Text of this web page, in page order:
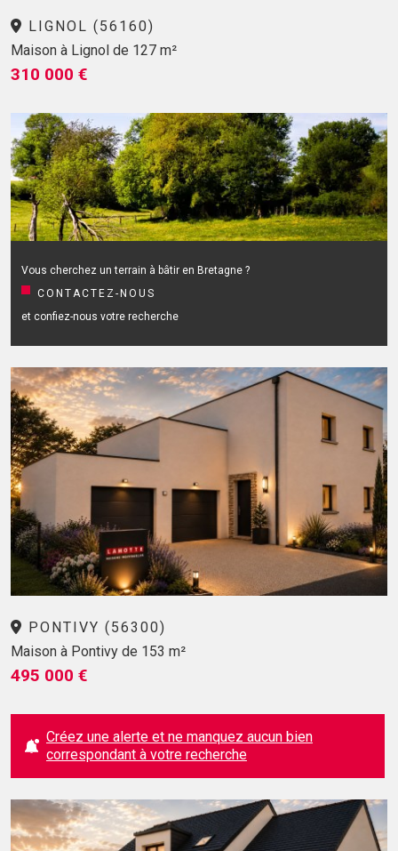
LIGNOL (56160)
Maison à Lignol de 127 m²
310 000 €
Vous cherchez un terrain à bâtir en Bretagne ?
CONTACTEZ-NOUS
et confiez-nous votre recherche
PONTIVY (56300)
Maison à Pontivy de 153 m²
495 000 €
Créez une alerte et ne manquez aucun bien
correspondant à votre recherche